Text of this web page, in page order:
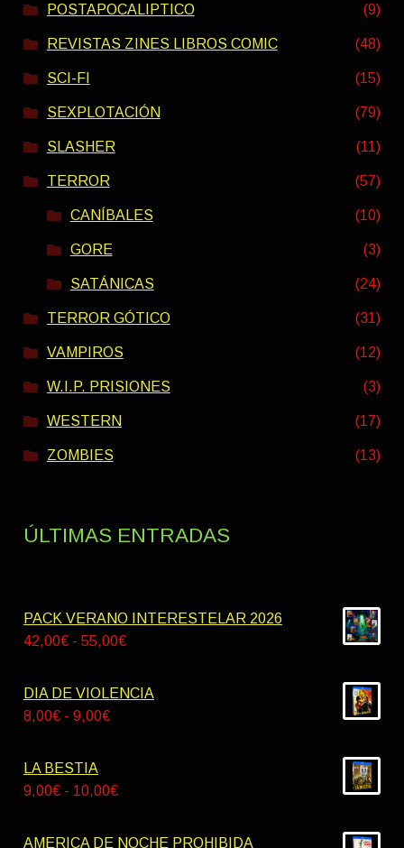
POSTAPOCALIPTICO (9)
REVISTAS ZINES LIBROS COMIC (48)
SCI-FI (15)
SEXPLOTACIÓN (79)
SLASHER (11)
TERROR (57)
CANÍBALES (10)
GORE (3)
SATÁNICAS (24)
TERROR GÓTICO (31)
VAMPIROS (12)
W.I.P. PRISIONES (3)
WESTERN (17)
ZOMBIES (13)
ÚLTIMAS ENTRADAS
PACK VERANO INTERESTELAR 2026
42,00€ - 55,00€Rango
precios:
DIA DE VIOLENCIA
8,00€ - 9,00€Rango
desde
LA BESTIA
9,00€ - 10,00€Rango
precios:
AMERICA DE NOCHE PROHIBIDA